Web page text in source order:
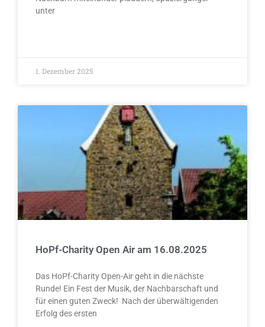
unter
1. Dezember 2025
HoPf-Charity Open Air am 16.08.2025
Das HoPf-Charity Open-Air geht in die nächste
Runde! Ein Fest der Musik, der Nachbarschaft und
für einen guten Zweck! Nach der überwältigenden
Erfolg des ersten